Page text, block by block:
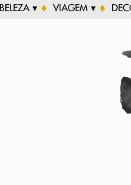
BELEZA ▾ VIAGEM ▾